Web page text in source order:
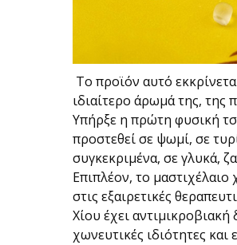
Το προϊόν αυτό
ιδιαίτερο άρωμά της, της
Υπήρξε η πρώτη φυσική
προστεθεί σε ψωμί, σε
συγκεκριμένα, σε γλυκά,
Επιπλέον, το μαστιχέλαιο
στις εξαιρετικές
Χίου έχει
χωνευτικές ιδιότητες